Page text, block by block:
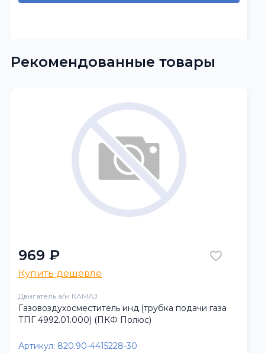
Рекомендованные товары
969 ₽
Купить дешевле
Двигатель а/м КАМАЗ
Газовоздухосместитель инд.(трубка подачи газа
ТПГ 4992.01.000) (ПКФ Полюс)
Артикул: 820.90-4415228-30